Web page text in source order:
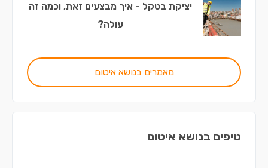
יציקת בטקל - איך מבצעים זאת, וכמה זה
עולה?
מאמרים בנושא איטום
טיפים בנושא איטום